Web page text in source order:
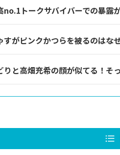
no.1トークサバイバーでの暴露
すがピンクかつらを被るのはな
りと高畑充希の顔が似てる！そ